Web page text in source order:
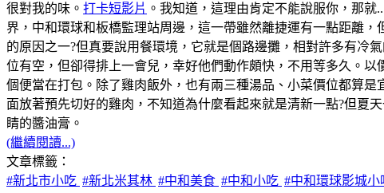
很對我的味。 打卡短影片 。我知道，這理由肯定不能說服你，那
界，中和環球和板橋監理站周邊，這一帶雖然離捷運有一點距離
的原因之一?但真要說用餐環境，它就是個路邊攤，相對許多有冷
位有空，但卻得排上一會兒，幸好他們動作頗快，不用等多久。
個便當在打包。除了雞肉飯外，也有兩三種湯品、小菜價位都算
面放著預先切好的雞肉，不知道為什麼看起來就是清新一點?但夏
睛的醬油膏。
(繼續閱讀...)
文章標籤：
#新北市小吃 #新北米其林 #中和美食 #中和小吃 #中和環球影城小